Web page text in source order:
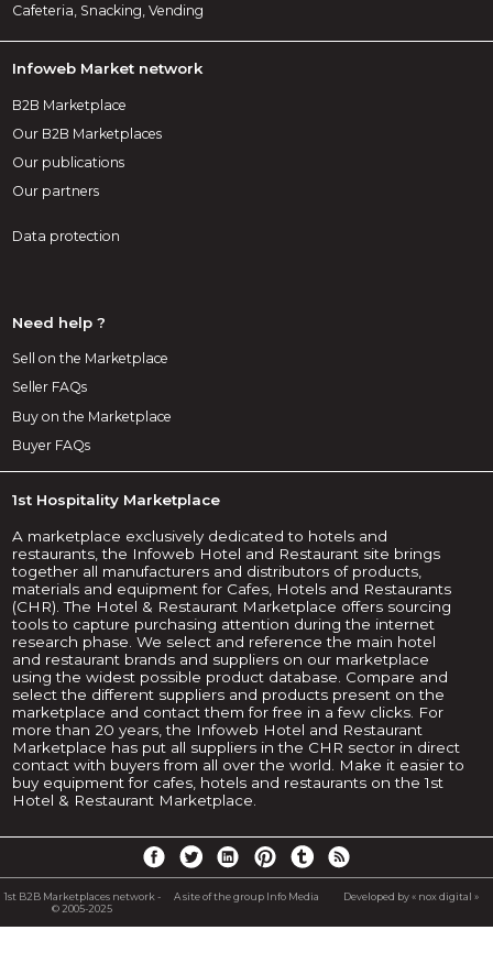
Cafeteria, Snacking, Vending
Infoweb Market network
B2B Marketplace
Our B2B Marketplaces
Our publications
Our partners
Data protection
Need help ?
Sell on the Marketplace
Seller FAQs
Buy on the Marketplace
Buyer FAQs
1st Hospitality Marketplace
A marketplace exclusively dedicated to hotels and
restaurants, the Infoweb Hotel and Restaurant site brings
together all manufacturers and distributors of products,
materials and equipment for Cafes, Hotels and Restaurants
(CHR). The Hotel & Restaurant Marketplace offers sourcing
tools to capture purchasing attention during the internet
research phase. We select and reference the main hotel
and restaurant brands and suppliers on our marketplace
using the widest possible product database. Compare and
select the different suppliers and products present on the
marketplace and contact them for free in a few clicks. For
more than 20 years, the Infoweb Hotel and Restaurant
Marketplace has put all suppliers in the CHR sector in direct
contact with buyers from all over the world. Make it easier to
buy equipment for cafes, hotels and restaurants on the 1st
Hotel & Restaurant Marketplace.
1st B2B Marketplaces network -
© 2005-2025
A site of the group Info Media Developed by « nox digital »